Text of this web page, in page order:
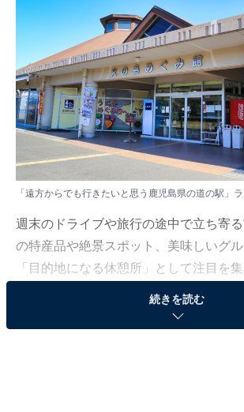
「遠方からでも行きたいと思う鹿児島県の道の駅」
週末のドライブや旅行の途中で立ち寄る
の特産品や絶景スポット、美味しいグ
「目的地になる休憩所」として注目を
には、わざわざ遠くから足を運びたく
場所も。今回は、そんな人気の道の駅
続きを読む